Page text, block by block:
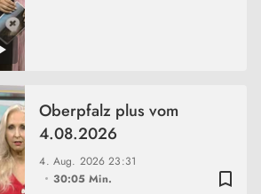
bookmark_border
4. Aug. 202623:31
30:05 Min.
Oberpfalz plus vom
4.08.2026